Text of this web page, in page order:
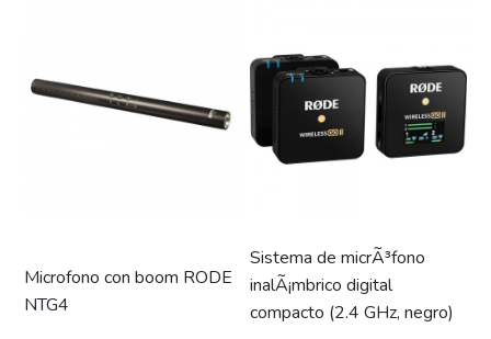
Microfono con boom RODE
NTG4
Sistema de micrÃ³fono
inalÃ¡mbrico digital
compacto (2.4 GHz, negro)